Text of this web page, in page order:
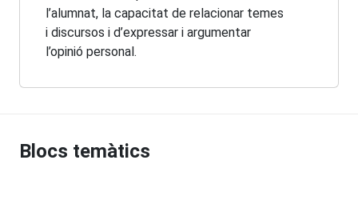
l’alumnat, la capacitat de relacionar temes
i discursos i d’expressar i argumentar
l’opinió personal.
Blocs temàtics